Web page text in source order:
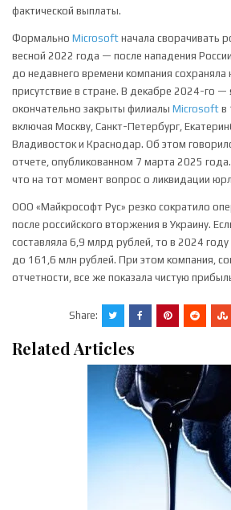
фактической выплаты.
Формально Microsoft начала сворачивать
весной 2022 года — после нападения
до недавнего времени компания сохраняла
присутствие в стране. В декабре 2024-го
окончательно закрыты филиалы Microsoft в
включая Москву, Санкт-Петербург,
Владивосток и Краснодар. Об этом
отчете, опубликованном 7 марта 2025
что на тот момент вопрос о ликвидации
ООО «Майкрософт Рус» резко сократило
после российского вторжения в Украину.
составляла 6,9 млрд рублей, то в 2024 году
до 161,6 млн рублей. При этом компания,
отчетности, все же показала чистую
Share:
Related Articles